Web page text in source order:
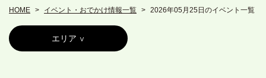
HOME イベント・おでかけ情報一覧 2026年05月25日のイベント一覧
エリア